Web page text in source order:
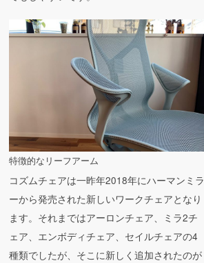
特徴的なリーフアーム
コズムチェアは一昨年2018年にハーマンミラ
ーから発売された新しいワークチェアとなり
ます。それまではアーロンチェア、ミラ2チ
ェア、エンボディチェア、セイルチェアの4
種類でしたが、そこに新しく追加されたのが